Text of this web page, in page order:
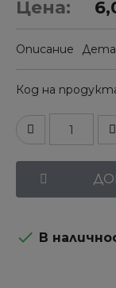
Цена:
Описание
Код на
 В